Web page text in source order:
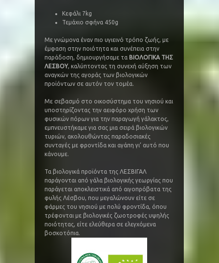
Κεφάλι 7kg
Τεμάχιο σφήνα 450g
Με γνώμονα έναν πιο υγιεινό τρόπο ζωής, με
έμφαση στην ποιότητα και συνέπεια στην
παράδοση, δημιουργήσαμε τα ΒΙΟΛΟΓΙΚΑ ΤΗΣ
ΛΕΣΒΟΥ, καλύπτοντας τη συνεχή αύξηση των
αναγκών της αγοράς των βιολογικών
προϊόντων σε αυτόν τον τομέα.
Με σεβασμό στο οικοσύστημα του νησιού και
υποστηρίζοντας την αειφόρο χρήση των
φυσικών πόρων για την παραγωγή γάλακτος,
εμπνευστήκαμε για σας μια σειρά βιολογικών
τυριών, ακολουθώντας παραδοσιακές
συνταγές με φροντίδα και αγάπη γι’ αυτό που
κάνουμε.
Τα βιολογικά προϊόντα της ΛΕΣΒΙΓΑΛ
παράγονται από γάλα βιολογικής γεωργίας που
παράγεται αποκλειστικά από αιγοπρόβατα της
φυλής Λέσβου, που μεγαλώνουν είτε σε
φάρμες του νησιού με πολύ φροντίδα, όπου
τρέφονται με βιολογικές ζωοτροφές υψηλής
ποιότητας, είτε ελεύθερα σε ελεγχόμενα
βοσκοτόπια.